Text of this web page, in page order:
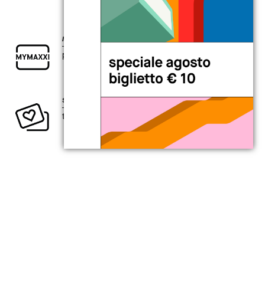
my
per chi è curioso di esplorare il presente.
sostieni la creatività contemporanea
ti aspetta un intero anno di vantaggi.